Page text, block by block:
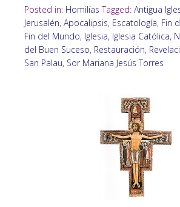
Posted in: Homilías Tagged: Antigua
Jerusalén, Apocalipsis, Escatología, Fin
Fin del Mundo, Iglesia, Iglesia Católica,
del Buen Suceso, Restauración,
San Palau, Sor Mariana Jesús Torres